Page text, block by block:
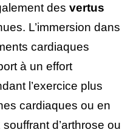
des vertus
L’immersion dans
cardiaques
à un effort
l’exercice plus
cardiaques ou en
d’arthrose ou